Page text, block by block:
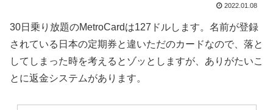
2022.01.08
30日乗り放題のMetroCardは127ドルします。名前が登録
されている日本の定期券と違いただのカードなので、落と
してしまった時を考えるとゾッとしますが、ありがたいこ
とに返金システムがあります。